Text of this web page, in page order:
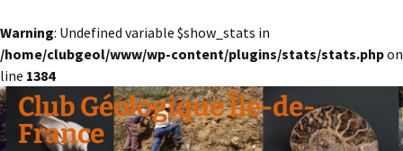
Warning: Undefined variable $show_stats in
/home/clubgeol/www/wp-content/plugins/stats/stats.phpon
line 1384
Aller
au
contenu
Club Géologique Île-de-
France